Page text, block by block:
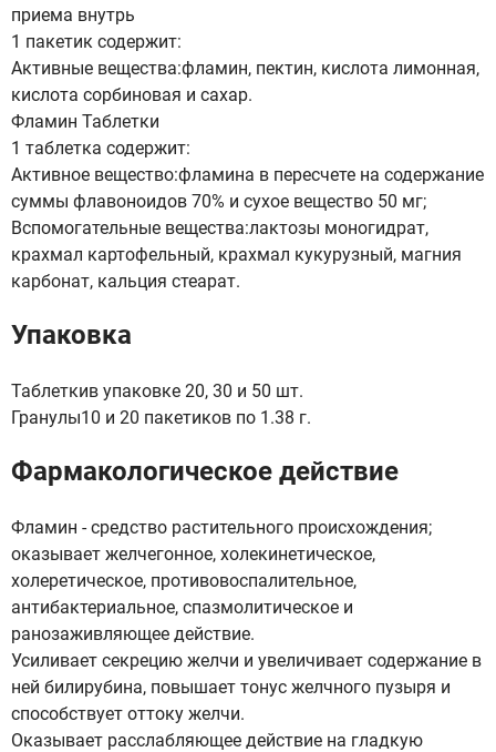
приема внутрь
1 пакетик содержит:
Активные вещества:фламин, пектин, кислота лимонная,
кислота сорбиновая и сахар.
Фламин Таблетки
1 таблетка содержит:
Активное вещество:фламина в пересчете на содержание
суммы флавоноидов 70% и сухое вещество 50 мг;
Вспомогательные вещества:лактозы моногидрат,
крахмал картофельный, крахмал кукурузный, магния
карбонат, кальция стеарат.
Упаковка
Таблеткив упаковке 20, 30 и 50 шт.
Гранулы10 и 20 пакетиков по 1.38 г.
Фармакологическое действие
Фламин - средство растительного происхождения;
оказывает желчегонное, холекинетическое,
холеретическое, противовоспалительное,
антибактериальное, спазмолитическое и
ранозаживляющее действие.
Усиливает секрецию желчи и увеличивает содержание в
ней билирубина, повышает тонус желчного пузыря и
способствует оттоку желчи.
Оказывает расслабляющее действие на гладкую